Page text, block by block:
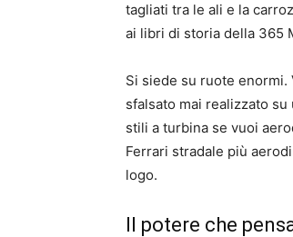
tagliati tra le ali e la
ai libri di storia della 365
Si siede su ruote
sfalsato mai realizzato
stili a turbina se vuoi
Ferrari stradale più
logo.
Il potere che